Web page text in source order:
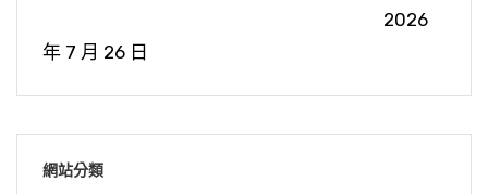
2026
年 7 月 26 日
網站分類